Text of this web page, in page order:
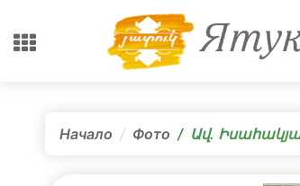
Начало Фото Ավ.